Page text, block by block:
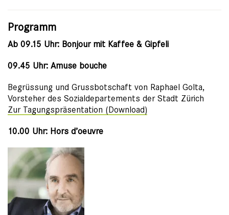
Programm
Ab 09.15 Uhr: Bonjour mit Kaffee & Gipfeli
09.45 Uhr: Amuse bouche
Begrüssung und Grussbotschaft von Raphael Golta,
Vorsteher des Sozialdepartements der Stadt Zürich
Zur Tagungspräsentation (Download)
10.00 Uhr: Hors d’oeuvre